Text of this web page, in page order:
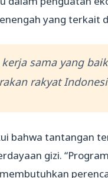
yang terkait
kerja sama yang
rakyat
bahwa tantangan
gizi.